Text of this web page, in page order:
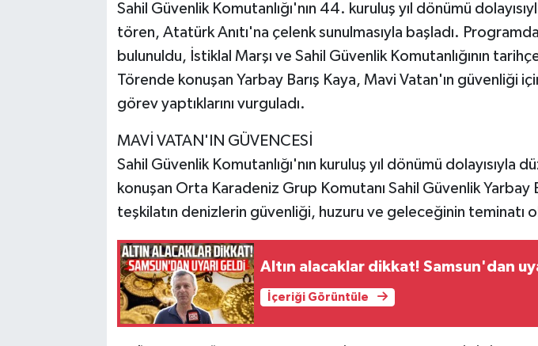
Sahil Güvenlik Komutanlığı'nın 44. kuruluş yıl dönümü
tören, Atatürk Anıtı'na çelenk sunulmasıyla başladı.
bulunuldu, İstiklal Marşı ve Sahil Güvenlik Komutanlığının
Törende konuşan Yarbay Barış Kaya, Mavi Vatan'ın güvenliği
görev yaptıklarını vurguladı.
MAVİ VATAN'IN GÜVENCESİ
Sahil Güvenlik Komutanlığı'nın kuruluş yıl dönümü dolayısıyla
konuşan Orta Karadeniz Grup Komutanı Sahil Güvenlik Yarbay
teşkilatın denizlerin güvenliği, huzuru ve geleceğinin teminatı
Altın alacaklar dikkat! Samsun'dan
İçeriği Görüntüle